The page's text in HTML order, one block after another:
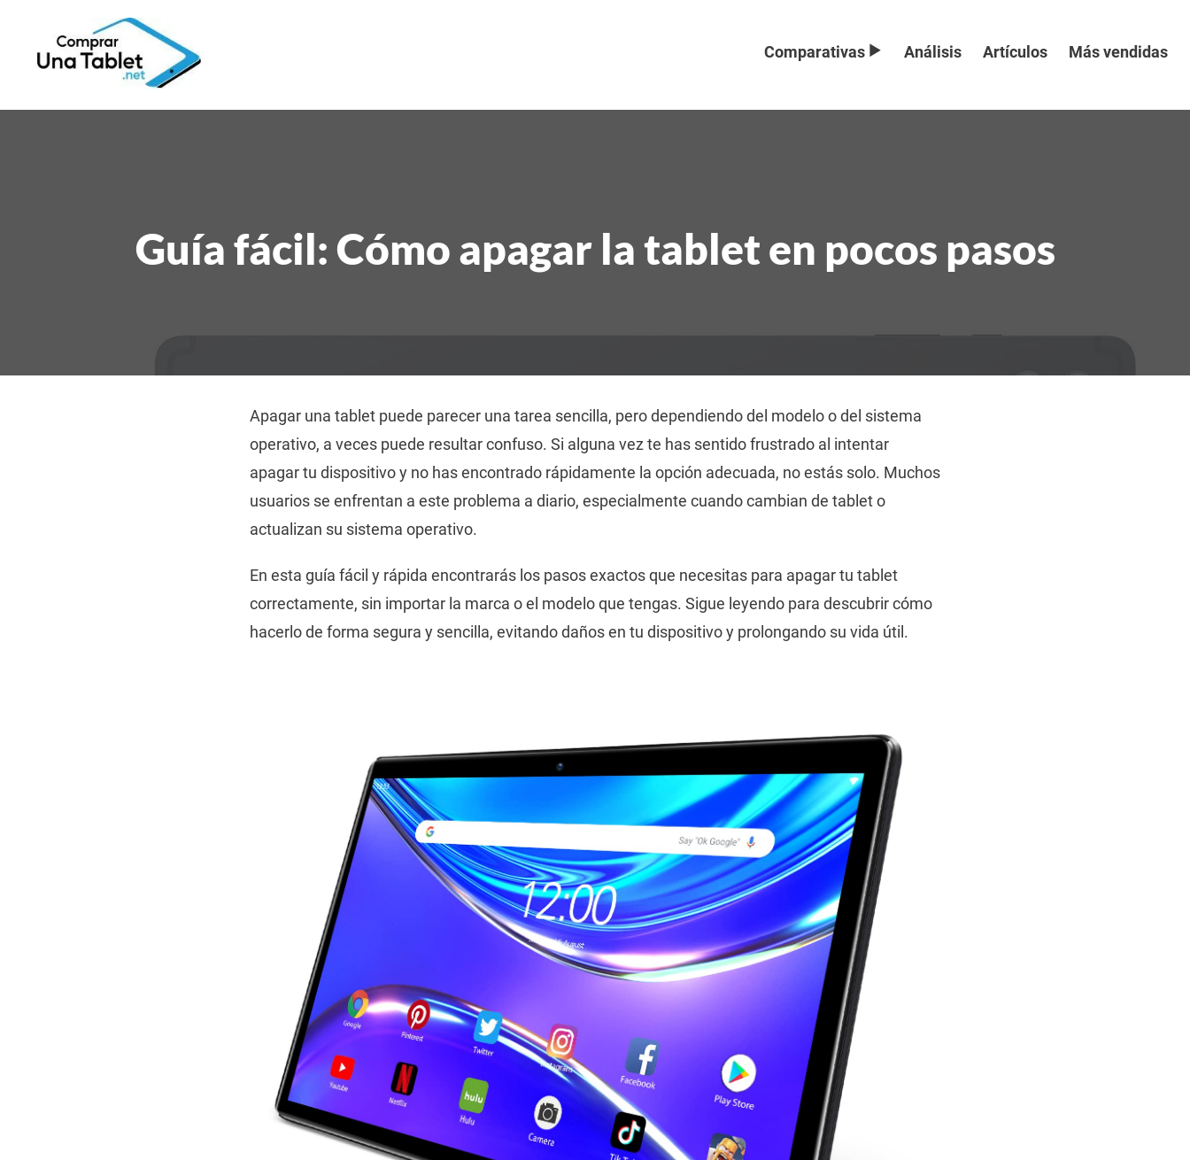
Comparativas Análisis Artículos Más vendidas
Guía fácil: Cómo apagar la tablet en pocos pasos
Apagar una tablet puede parecer una tarea sencilla, pero dependiendo del modelo o del sistema
operativo, a veces puede resultar confuso. Si alguna vez te has sentido frustrado al intentar
apagar tu dispositivo y no has encontrado rápidamente la opción adecuada, no estás solo. Muchos
usuarios se enfrentan a este problema a diario, especialmente cuando cambian de tablet o
actualizan su sistema operativo.
En esta guía fácil y rápida encontrarás los pasos exactos que necesitas para apagar tu tablet
correctamente, sin importar la marca o el modelo que tengas. Sigue leyendo para descubrir cómo
hacerlo de forma segura y sencilla, evitando daños en tu dispositivo y prolongando su vida útil.